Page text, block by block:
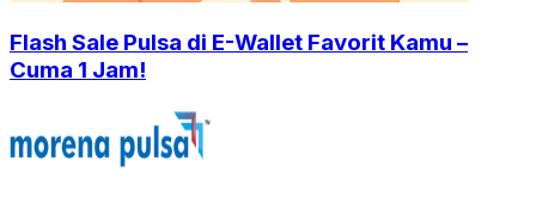
Flash Sale Pulsa di E-Wallet Favorit Kamu –
Cuma 1 Jam!